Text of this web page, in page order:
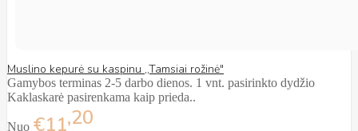
Muslino kepurė su kaspinu ,,Tamsiai rožinė"
Gamybos terminas 2-5 darbo dienos. 1 vnt. pasirinkto dydžio
Kaklaskarė pasirenkama kaip prieda..
Nuo €11 20